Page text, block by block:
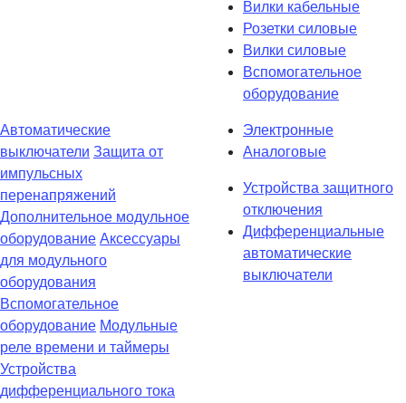
Вилки кабельные
Розетки силовые
Вилки силовые
Вспомогательное
оборудование
Автоматические
выключатели Защита от
импульсных
перенапряжений
Дополнительное модульное
оборудование Аксессуары
для модульного
оборудования
Вспомогательное
оборудование Модульные
реле времени и таймеры
Устройства
дифференциального тока
Электронные
Аналоговые
Устройства защитного
отключения
Дифференциальные
автоматические
выключатели